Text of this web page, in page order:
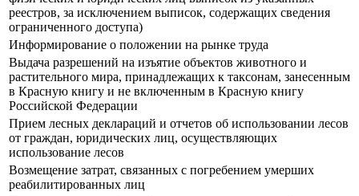
реестров, за исключением выписок, содержащих сведения
ограниченного доступа)
Информирование о положении на рынке труда
Выдача разрешений на изъятие объектов животного и
растительного мира, принадлежащих к таксонам, занесенным
в Красную книгу и не включенным в Красную книгу
Российской Федерации
Прием лесных деклараций и отчетов об использовании лесов
от граждан, юридических лиц, осуществляющих
использование лесов
Возмещение затрат, связанных с погребением умерших
реабилитированных лиц